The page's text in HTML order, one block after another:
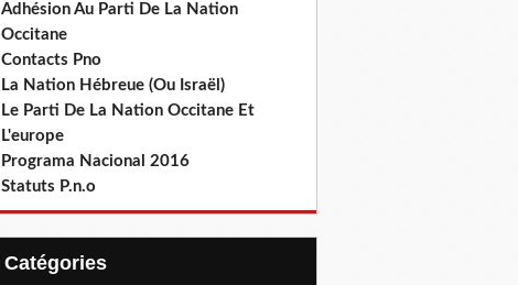
Adhésion Au Parti De La Nation
Occitane
Contacts Pno
La Nation Hébreue (Ou Israël)
Le Parti De La Nation Occitane Et
L'europe
Programa Nacional 2016
Statuts P.n.o
Catégories